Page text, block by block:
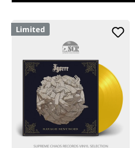
Limited